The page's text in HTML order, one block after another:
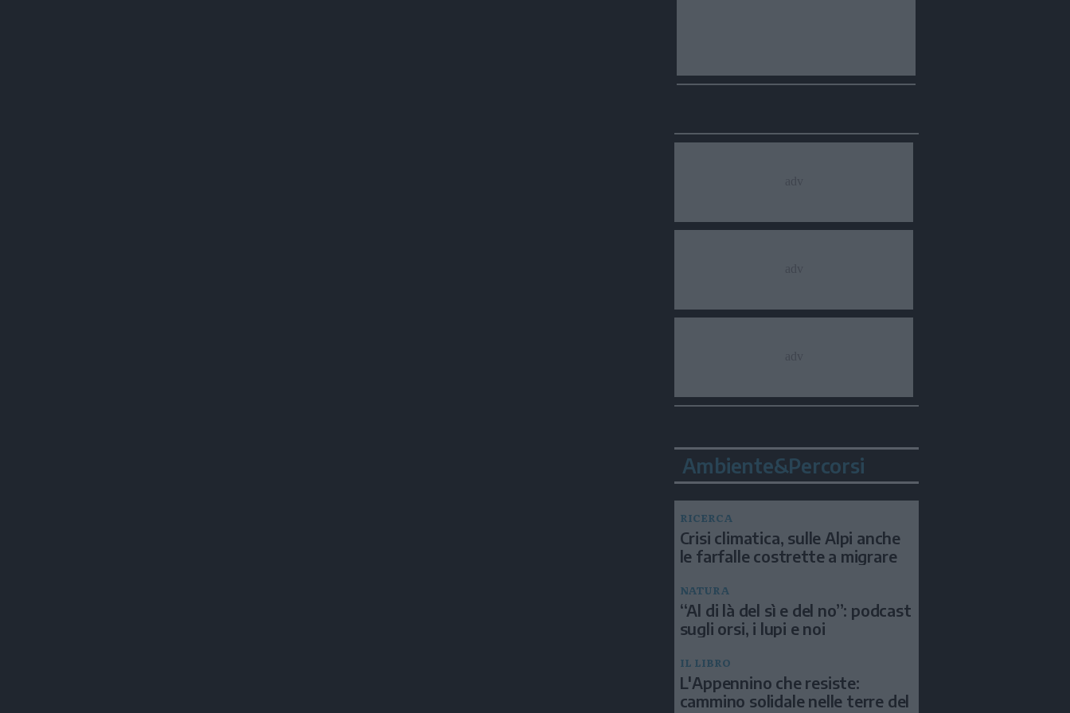
Ambiente&Percorsi
RICERCA
Crisi climatica, sulle Alpi anche
le farfalle costrette a migrare
NATURA
“Al di là del sì e del no”: podcast
sugli orsi, i lupi e noi
IL LIBRO
L'Appennino che resiste:
cammino solidale nelle terre del